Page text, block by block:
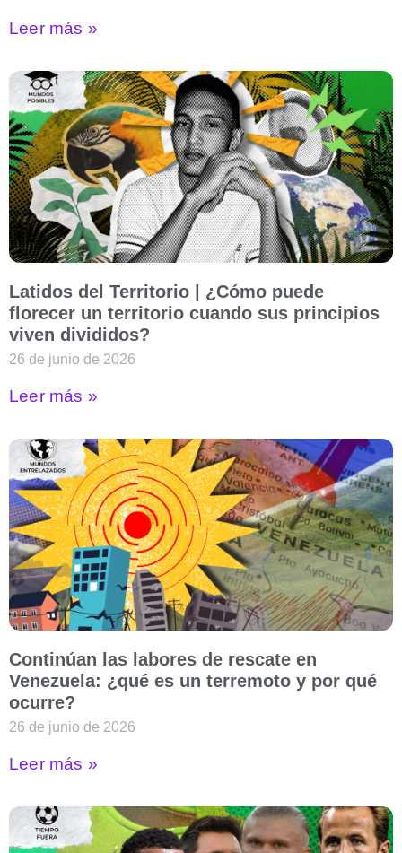
Leer más »
Latidos del Territorio | ¿Cómo puede
florecer un territorio cuando sus principios
viven divididos?
26 de junio de 2026
Leer más »
Continúan las labores de rescate en
Venezuela: ¿qué es un terremoto y por qué
ocurre?
26 de junio de 2026
Leer más »